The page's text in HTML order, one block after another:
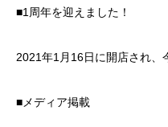
■1周年を迎えました！
2021年1月16日に開店され、
■メディア掲載